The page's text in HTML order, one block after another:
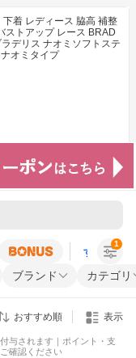
すべての条
ブランド カテゴリ
1
おすすめ順 表示
与されます｜ポイント・支
確認ください